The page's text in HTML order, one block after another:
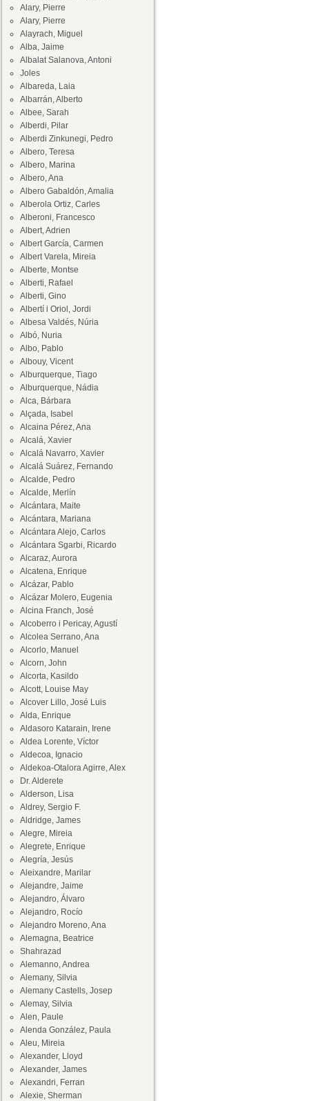
Alary, Pierre
Alary, Pierre
Alayrach, Miguel
Alba, Jaime
Albalat Salanova, Antoni
Joles
Albareda, Laia
Albarrán, Alberto
Albee, Sarah
Alberdi, Pilar
Alberdi Zinkunegi, Pedro
Albero, Teresa
Albero, Marina
Albero, Ana
Albero Gabaldón, Amalia
Alberola Ortiz, Carles
Alberoni, Francesco
Albert, Adrien
Albert García, Carmen
Albert Varela, Mireia
Alberte, Montse
Alberti, Rafael
Alberti, Gino
Albertí i Oriol, Jordi
Albesa Valdés, Núria
Albó, Nuria
Albo, Pablo
Albouy, Vicent
Alburquerque, Tiago
Alburquerque, Nádia
Alca, Bárbara
Alçada, Isabel
Alcaina Pérez, Ana
Alcalá, Xavier
Alcalá Navarro, Xavier
Alcalá Suárez, Fernando
Alcalde, Pedro
Alcalde, Merlín
Alcántara, Maite
Alcántara, Mariana
Alcántara Alejo, Carlos
Alcántara Sgarbi, Ricardo
Alcaraz, Aurora
Alcatena, Enrique
Alcázar, Pablo
Alcázar Molero, Eugenia
Alcina Franch, José
Alcoberro i Pericay, Agustí
Alcolea Serrano, Ana
Alcorlo, Manuel
Alcorn, John
Alcorta, Kasildo
Alcott, Louise May
Alcover Lillo, José Luis
Alda, Enrique
Aldasoro Katarain, Irene
Aldea Lorente, Víctor
Aldecoa, Ignacio
Aldekoa-Otalora Agirre, Alex
Dr. Alderete
Alderson, Lisa
Aldrey, Sergio F.
Aldridge, James
Alegre, Mireia
Alegrete, Enrique
Alegría, Jesús
Aleixandre, Marilar
Alejandre, Jaime
Alejandro, Álvaro
Alejandro, Rocío
Alejandro Moreno, Ana
Alemagna, Beatrice
Shahrazad
Alemanno, Andrea
Alemany, Silvia
Alemany Castells, Josep
Alemay, Silvia
Alen, Paule
Alenda González, Paula
Aleu, Mireia
Alexander, Lloyd
Alexander, James
Alexandri, Ferran
Alexie, Sherman